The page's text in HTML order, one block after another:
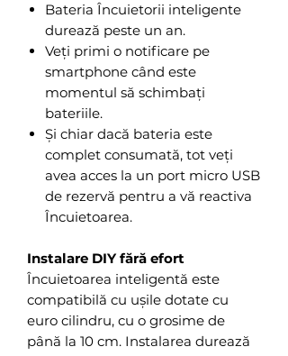
Bateria Încuietorii inteligente
durează peste un an.
Veți primi o notificare pe
smartphone când este
momentul să schimbați
bateriile.
Și chiar dacă bateria este
complet consumată, tot veți
avea acces la un port micro USB
de rezervă pentru a vă reactiva
Încuietoarea.
Instalare DIY fără efort
Încuietoarea inteligentă este
compatibilă cu ușile dotate cu
euro cilindru, cu o grosime de
până la 10 cm. Instalarea durează